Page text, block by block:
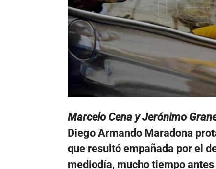
Marcelo Cena y Jerónimo
Diego Armando Maradona
que resultó empañada por el
mediodía, mucho tiempo